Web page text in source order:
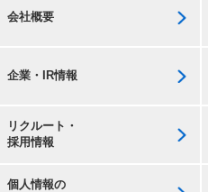
会社概要
企業・IR情報
リクルート・
採用情報
個人情報の